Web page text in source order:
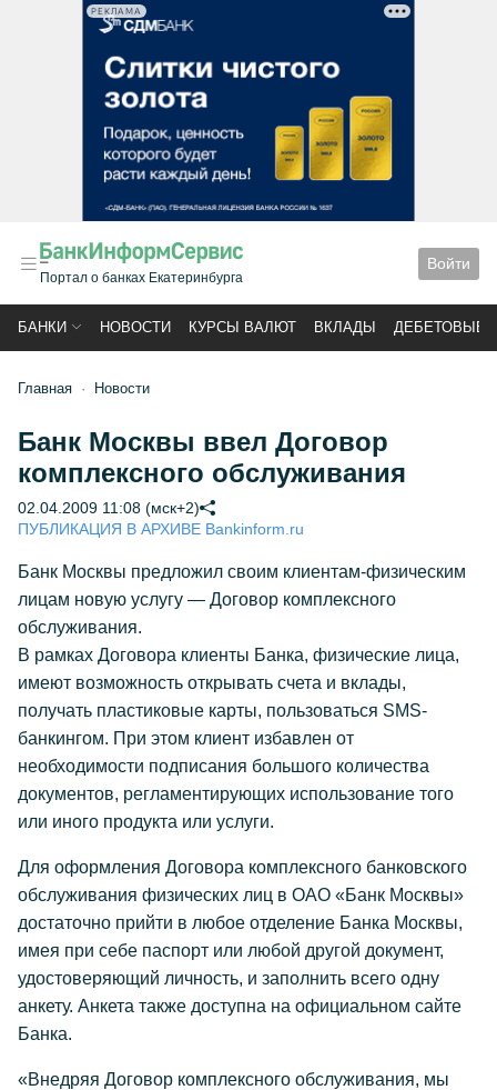
РЕКЛАМА
Портал о банках Екатеринбурга
Войти
БАНКИ НОВОСТИ КУРСЫ ВАЛЮТ ВКЛАДЫ ДЕБЕТОВЫЕ
Главная Новости
Банк Москвы ввел Договор
комплексного обслуживания
02.04.2009 11:08 (мск+2)
ПУБЛИКАЦИЯ В АРХИВЕ Bankinform.ru
Банк Москвы предложил своим клиентам-физическим
лицам новую услугу — Договор комплексного
обслуживания.
В рамках Договора клиенты Банка, физические лица,
имеют возможность открывать счета и вклады,
получать пластиковые карты, пользоваться SMS-
банкингом. При этом клиент избавлен от
необходимости подписания большого количества
документов, регламентирующих использование того
или иного продукта или услуги.
Для оформления Договора комплексного банковского
обслуживания физических лиц в ОАО «Банк Москвы»
достаточно прийти в любое отделение Банка Москвы,
имея при себе паспорт или любой другой документ,
удостоверяющий личность, и заполнить всего одну
анкету. Анкета также доступна на официальном сайте
Банка.
«Внедряя Договор комплексного обслуживания, мы